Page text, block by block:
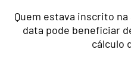
Quem estava inscrito
data pode beneficiar
cálculo